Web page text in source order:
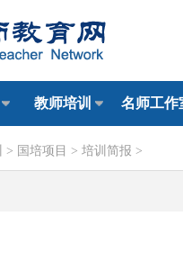
教师培训 名师工作
> 国培项目 > 培训简报 >